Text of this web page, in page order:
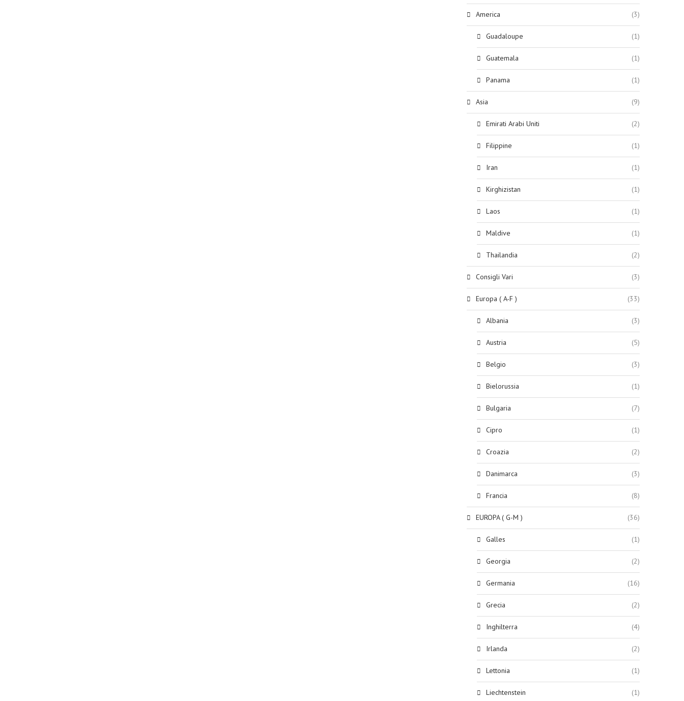
America (3)
Guadaloupe (1)
Guatemala (1)
Panama (1)
Asia (9)
Emirati Arabi Uniti (2)
Filippine (1)
Iran (1)
Kirghizistan (1)
Laos (1)
Maldive (1)
Thailandia (2)
Consigli Vari (3)
Europa ( A-F ) (33)
Albania (3)
Austria (5)
Belgio (3)
Bielorussia (1)
Bulgaria (7)
Cipro (1)
Croazia (2)
Danimarca (3)
Francia (8)
EUROPA ( G-M ) (36)
Galles (1)
Georgia (2)
Germania (16)
Grecia (2)
Inghilterra (4)
Irlanda (2)
Lettonia (1)
Liechtenstein (1)